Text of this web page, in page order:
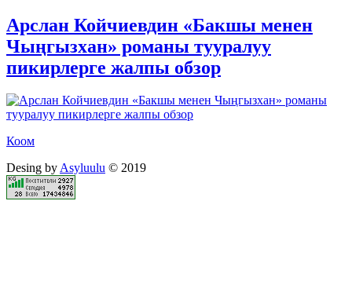
Арслан Койчиевдин «Бакшы менен
Чыңгызхан» романы тууралуу
пикирлерге жалпы обзор
Коом
Desing byAsyluulu © 2019